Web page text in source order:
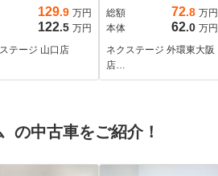
全周囲カメ
ロパイロッ
マージェンシ
ンサー LEDヘ
禁煙車
129.9 万円
122.5 万円
テージ 山口店
ビ スマートキー
HIDヘッド 純正 オ
ートエアコン CD
フルセグTV
総額 72.8 万円
本体
62.0 万円
ネクステージ 外環東大阪
店…
中古車をご紹介！